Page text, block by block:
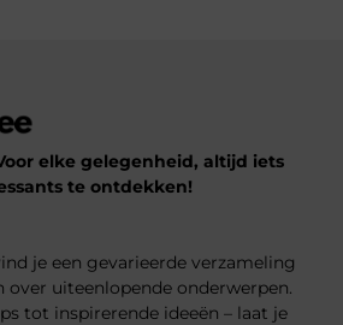
elke gelegenheid, altijd iets
te ontdekken!
je een gevarieerde verzameling
over uiteenlopende onderwerpen.
tot inspirerende ideeën – laat je